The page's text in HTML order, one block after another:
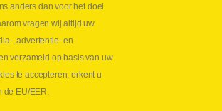
⏳ Laatste kans voor onze promo
snelkoppelingen!
1 juni 2026
Lees meer NL
anders dan voor het doel
vragen wij altijd uw
, advertentie- en
verzameld op basis van uw
te accepteren, erkent u
de EU/EER.